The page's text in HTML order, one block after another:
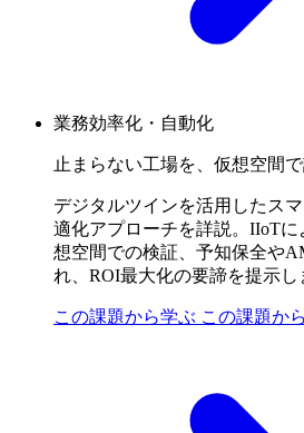
業務効率化・自動化
止まらない工場を、仮想空間
デジタルツインを活用したス
適化アプローチを詳説。IIoT
想空間での検証、予知保全や
れ、ROI最大化の要諦を提示し
この課題から学ぶ この課題か